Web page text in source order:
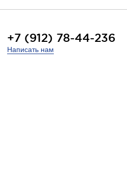
+7 (912) 78-44-236
Написать нам